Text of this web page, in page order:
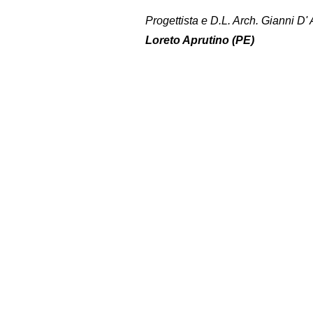
Progettista e D.L. Arch. Gianni D'
Loreto Aprutino (PE)